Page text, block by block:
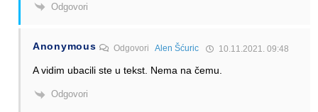
Odgovori
Anonymous OdgovoriAlen Šćuric 10.11.2021. 09:48
A vidim ubacili ste u tekst. Nema na čemu.
Odgovori